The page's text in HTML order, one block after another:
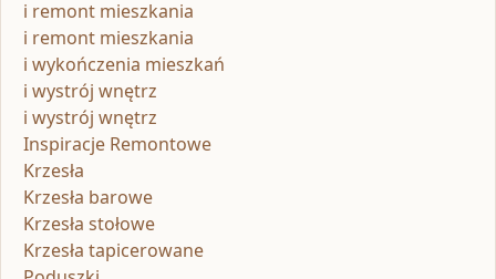
i remont mieszkania
i remont mieszkania
i wykończenia mieszkań
i wystrój wnętrz
i wystrój wnętrz
Inspiracje Remontowe
Krzesła
Krzesła barowe
Krzesła stołowe
Krzesła tapicerowane